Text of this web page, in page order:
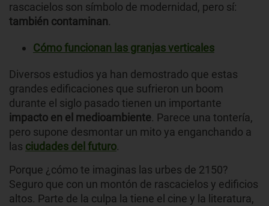
rascacielos son símbolo de modernidad, pero sí:
también contaminan.
Cómo funcionan las granjas verticales
Diversos estudios ya han demostrado que estas
grandes edificaciones que sufrieron un boom
durante el siglo pasado tienen un importante
impacto en el medioambiente. Parece una tontería,
pero supone desmontar un mito ya enganchando a
las ciudades del futuro.
Porque ¿cómo te imaginas las urbes de 2150?
Seguro que con un montón de rascacielos y edificios
altos. Parte de la culpa la tiene el cine y la literatura,